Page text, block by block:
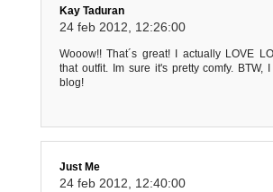
Kay Taduran
24 feb 2012, 12:26:00
Wooow!! That´s great! I actually LOVE
that outfit. Im sure it's pretty comfy. BTW,
blog!
Just Me
24 feb 2012, 12:40:00